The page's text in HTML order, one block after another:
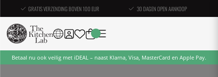
GRATIS VERZENDING BOVEN 100 EUR 30 DAGEN OPEN AANKOOP
Betaal nu ook veilig met iDEAL – naast Klarna, Visa, MasterCard en Apple Pay.